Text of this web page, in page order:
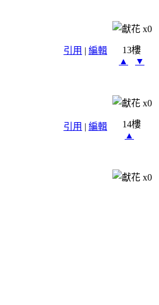
x0
引用 | 編輯
13樓
▲
▼
x0
引用 | 編輯
14樓
▲
x0